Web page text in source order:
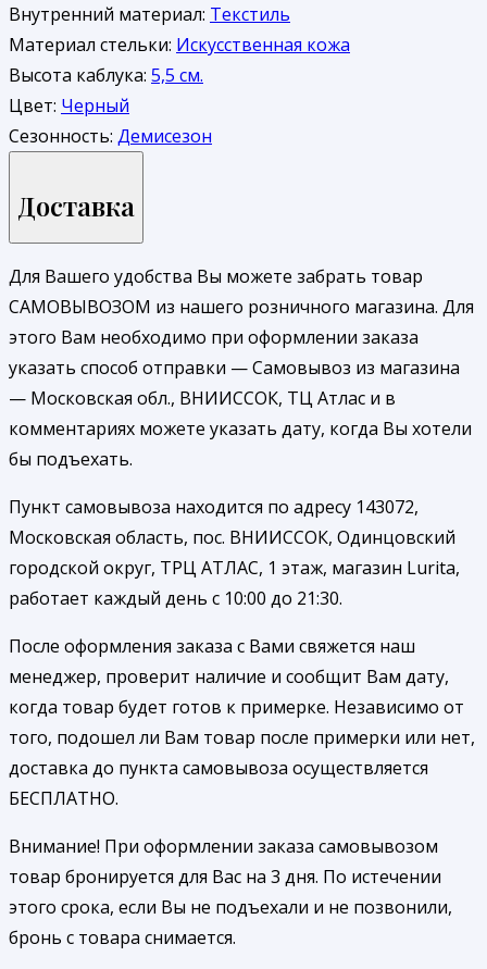
Внутренний материал: Текстиль
Материал стельки: Искусственная кожа
Высота каблука: 5,5 см.
Цвет: Черный
Сезонность: Демисезон
Доставка
Для Вашего удобства Вы можете забрать товар
САМОВЫВОЗОМ из нашего розничного магазина. Для
этого Вам необходимо при оформлении заказа
указать способ отправки — Самовывоз из магазина
— Московская обл., ВНИИССОК, ТЦ Атлас и в
комментариях можете указать дату, когда Вы хотели
бы подъехать.
Пункт самовывоза находится по адресу 143072,
Московская область, пос. ВНИИССОК, Одинцовский
городской округ, ТРЦ АТЛАС, 1 этаж, магазин Lurita,
работает каждый день с 10:00 до 21:30.
После оформления заказа с Вами свяжется наш
менеджер, проверит наличие и сообщит Вам дату,
когда товар будет готов к примерке. Независимо от
того, подошел ли Вам товар после примерки или нет,
доставка до пункта самовывоза осуществляется
БЕСПЛАТНО.
Внимание! При оформлении заказа самовывозом
товар бронируется для Вас на 3 дня. По истечении
этого срока, если Вы не подъехали и не позвонили,
бронь с товара снимается.